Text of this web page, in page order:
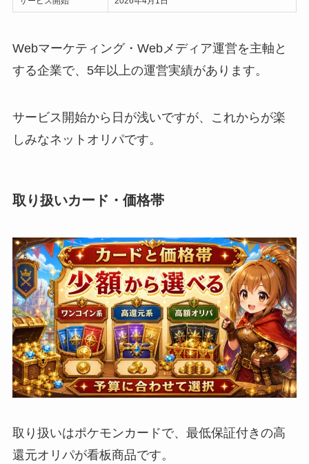
Webマーケティング・Webメディア運営を主軸と
する企業で、5年以上の運営実績があります。
サービス開始から日が浅いですが、これからが楽
しみなネットオリパです。
取り扱いカード・価格帯
取り扱いはポケモンカードで、最低保証付きの高
還元オリパが看板商品です。